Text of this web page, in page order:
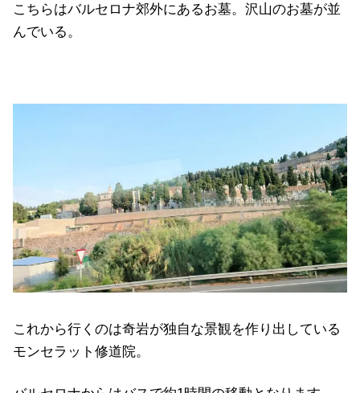
こちらはバルセロナ郊外にあるお墓。沢山のお墓が並
んでいる。
これから行くのは奇岩が独自な景観を作り出している
モンセラット修道院。